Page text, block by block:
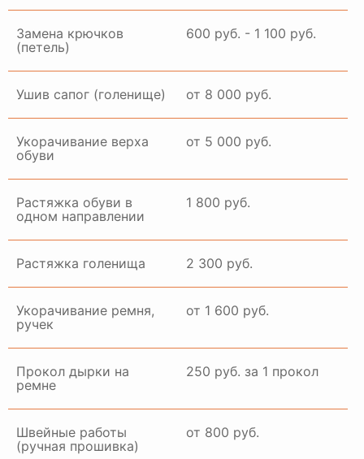
Замена крючков
(петель)
600 руб. - 1 100 руб.
Ушив сапог (голенище) от 8 000 руб.
Укорачивание верха
обуви
от 5 000 руб.
Растяжка обуви в
одном направлении
1 800 руб.
Растяжка голенища 2 300 руб.
Укорачивание ремня,
ручек
от 1 600 руб.
Прокол дырки на
ремне
250 руб. за 1 прокол
Швейные работы
(ручная прошивка)
от 800 руб.